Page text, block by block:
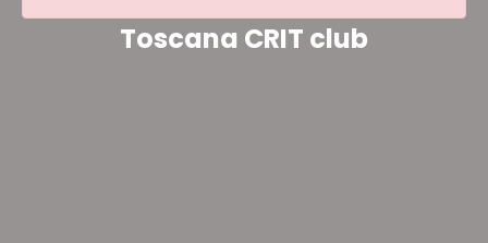
Toscana CRIT club